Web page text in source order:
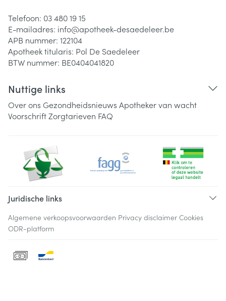
Telefoon: 03 480 19 15
E-mailadres: info@apotheek-desaedeleer.be
APB nummer: 122104
Apotheek titularis: Pol De Saedeleer
BTW nummer: BE0404041820
Nuttige links
Over ons Gezondheidsnieuws Apotheker van wacht
VoorschriftZorgtarieven FAQ
Juridische links
Algemene verkoopsvoorwaarden Privacy disclaimer Cookies
ODR-platform